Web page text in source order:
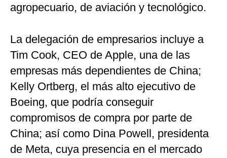
agropecuario, de aviación y tecnológico.
La delegación de empresarios incluye a
Tim Cook, CEO de Apple, una de las
empresas más dependientes de China;
Kelly Ortberg, el más alto ejecutivo de
Boeing, que podría conseguir
compromisos de compra por parte de
China; así como Dina Powell, presidenta
de Meta, cuya presencia en el mercado